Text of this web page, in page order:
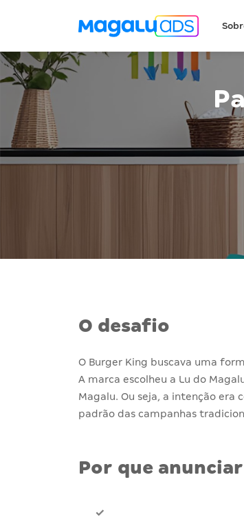
O desafio
O Burger King buscava uma
A marca escolheu a Lu do
Magalu. Ou seja, a intenção
padrão das campanhas
Por que